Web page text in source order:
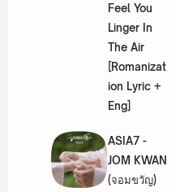
Feel You
Linger In
The Air
[Romanizat
ion Lyric +
Eng]
ASIA7 -
JOM KWAN
(จอมขวัญ)